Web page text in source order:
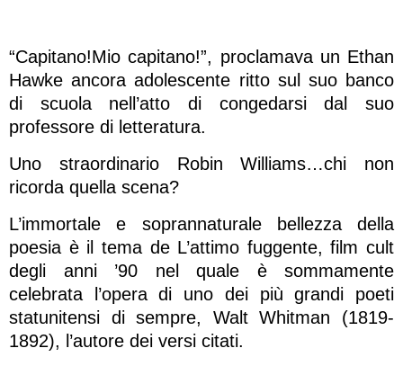
“Capitano!Mio capitano!”, proclamava un Ethan
Hawke ancora adolescente ritto sul suo banco
di scuola nell’atto di congedarsi dal suo
professore di letteratura.
Uno straordinario Robin Williams…chi non
ricorda quella scena?
L’immortale e soprannaturale bellezza della
poesia è il tema de L’attimo fuggente, film cult
degli anni ’90 nel quale è sommamente
celebrata l’opera di uno dei più grandi poeti
statunitensi di sempre, Walt Whitman (1819-
1892), l’autore dei versi citati.